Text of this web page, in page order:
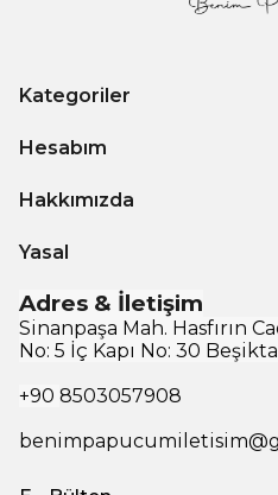
Kategoriler
Hesabım
Hakkımızda
Yasal
Adres & İletişim
Sinanpaşa Mah. Hasfırın
No: 5 İç Kapı No: 30
+90 8503057908